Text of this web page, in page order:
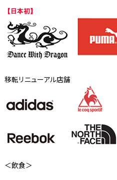
移転リニューアル店舗
＜飲食＞